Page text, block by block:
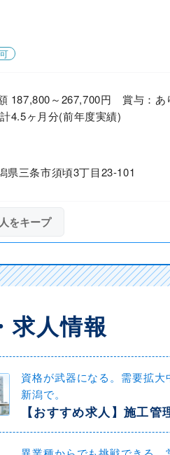
187,800～267,700円 賞与：
4.5ヶ月分(前年度実績)
県三条市須頃3丁目23-101
をキープ
求人情報
資格が武器になる。需要拡大
新潟で。
【おすすめ求人】施工管